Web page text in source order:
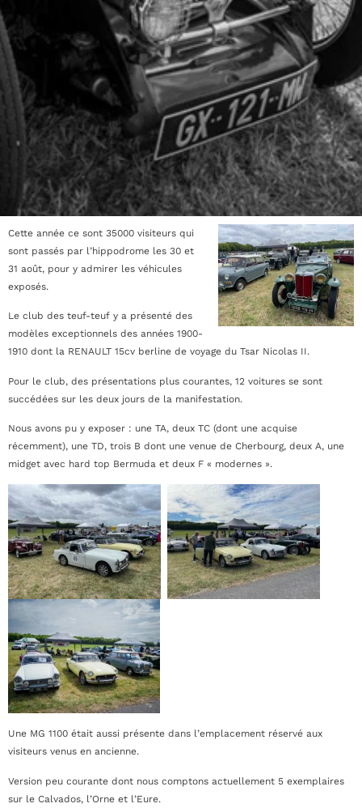
Cette année ce sont 35000 visiteurs qui
sont passés par l’hippodrome les 30 et
31 août, pour y admirer les véhicules
exposés.
Le club des teuf-teuf y a présenté des
modèles exceptionnels des années 1900-
1910 dont la RENAULT 15cv berline de voyage du Tsar Nicolas II.
Pour le club, des présentations plus courantes, 12 voitures se sont
succédées sur les deux jours de la manifestation.
Nous avons pu y exposer : une TA, deux TC (dont une acquise
récemment), une TD, trois B dont une venue de Cherbourg, deux A, une
midget avec hard top Bermuda et deux F « modernes ».
Une MG 1100 était aussi présente dans l’emplacement réservé aux
visiteurs venus en ancienne.
Version peu courante dont nous comptons actuellement 5 exemplaires
sur le Calvados, l’Orne et l’Eure.